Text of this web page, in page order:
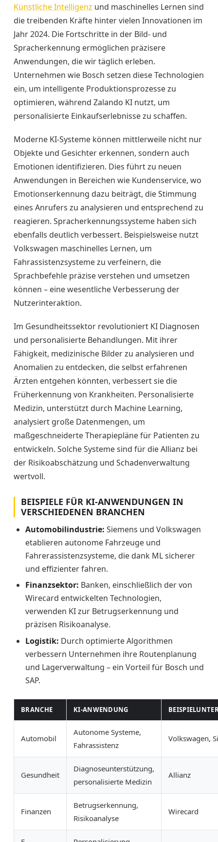
Künstliche Intelligenz und maschinelles Lernen sind
die treibenden Kräfte hinter vielen Innovationen im
Jahr 2024. Die Fortschritte in der Bild- und
Spracherkennung ermöglichen präzisere
Anwendungen, die wir täglich erleben.
Unternehmen wie Bosch setzen diese Technologien
ein, um intelligente Produktionsprozesse zu
optimieren, während Zalando KI nutzt, um
personalisierte Einkaufserlebnisse zu schaffen.
Moderne KI-Systeme können mittlerweile nicht nur
Objekte und Gesichter erkennen, sondern auch
Emotionen identifizieren. Dies führt zu neuen
Anwendungen in Bereichen wie Kundenservice, wo
Emotionserkennung dazu beiträgt, die Stimmung
eines Anrufers zu analysieren und entsprechend zu
reagieren. Spracherkennungssysteme haben sich
ebenfalls deutlich verbessert. Beispielsweise nutzt
Volkswagen maschinelles Lernen, um
Fahrassistenzsysteme zu verfeinern, die
Sprachbefehle präzise verstehen und umsetzen
können – eine wesentliche Verbesserung der
Nutzerinteraktion.
Im Gesundheitssektor revolutioniert KI Diagnosen
und personalisierte Behandlungen. Mit ihrer
Fähigkeit, medizinische Bilder zu analysieren und
Anomalien zu entdecken, die selbst erfahrenen
Ärzten entgehen könnten, verbessert sie die
Früherkennung von Krankheiten. Personalisierte
Medizin, unterstützt durch Machine Learning,
analysiert große Datenmengen, um
maßgeschneiderte Therapiepläne für Patienten zu
entwickeln. Solche Systeme sind für die Allianz bei
der Risikoabschätzung und Schadenverwaltung
wertvoll.
BEISPIELE FÜR KI-ANWENDUNGEN IN
VERSCHIEDENEN BRANCHEN
Automobilindustrie: Siemens und Volkswagen
etablieren autonome Fahrzeuge und
Fahrerassistenzsysteme, die dank ML sicherer
und effizienter fahren.
Finanzsektor: Banken, einschließlich der von
Wirecard entwickelten Technologien,
verwenden KI zur Betrugserkennung und
präzisen Risikoanalyse.
Logistik: Durch optimierte Algorithmen
verbessern Unternehmen ihre Routenplanung
und Lagerverwaltung – ein Vorteil für Bosch und
SAP.
BRANCHE KI-ANWENDUNG
Automobil
Autonome Systeme,
Fahrassistenz
Volkswagen,
Gesundheit
Diagnoseunterstützung,
personalisierte Medizin
Allianz
Finanzen
Betrugserkennung,
Risikoanalyse
Wirecard